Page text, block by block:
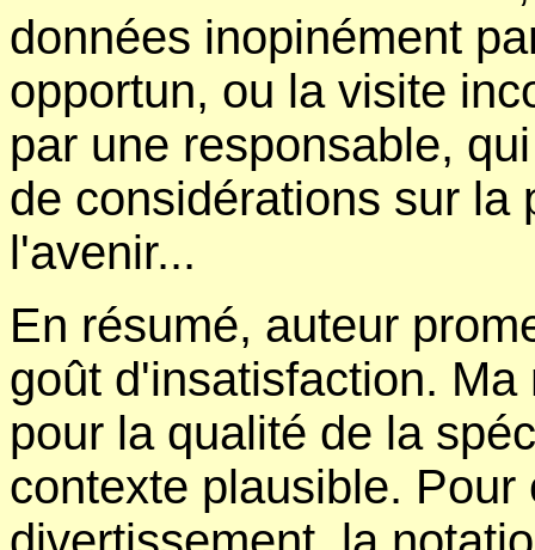
données inopinément
opportun, ou la visite
par une responsable,
de considérations sur la
l'avenir...
En résumé, auteur
goût d'insatisfaction.
pour la qualité de la
contexte plausible.